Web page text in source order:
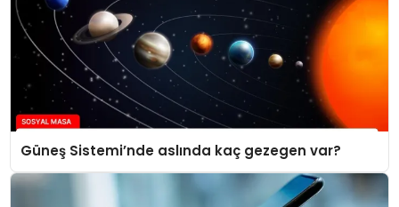
Güneş Sistemi’nde aslında kaç gezegen var?